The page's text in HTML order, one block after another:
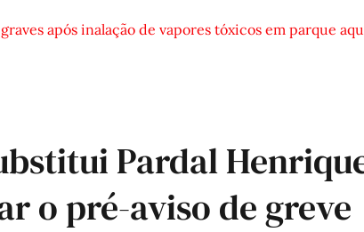
após inalação de vapores tóxicos em parque
Pardal
o pré-aviso de greve